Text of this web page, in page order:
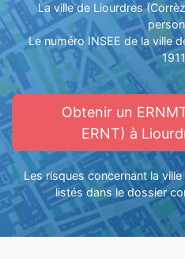
La ville de Liourdres
Le numéro INSEE de la ville
Obtenir un
ERNT) à
Les risques concernant la
listés dans le dossier